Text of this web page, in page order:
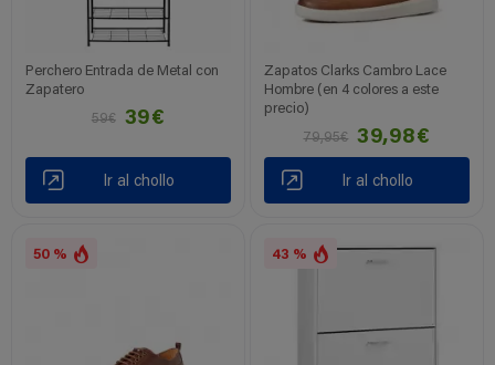
Perchero Entrada de Metal con
Zapatero
59€
39€
Ir al chollo
Zapatos Clarks Cambro Lace
Hombre (en 4 colores a este
precio)
79,95€
39,98€
Ir al chollo
50 % 43 %